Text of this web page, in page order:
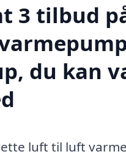
3 tilbud
du kan
luft til luft